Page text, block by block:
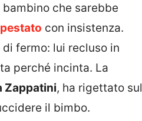
bambino che sarebbe
con insistenza.
fermo: lui recluso in
perché incinta. La
Zappatini, ha rigettato sul
il bimbo.